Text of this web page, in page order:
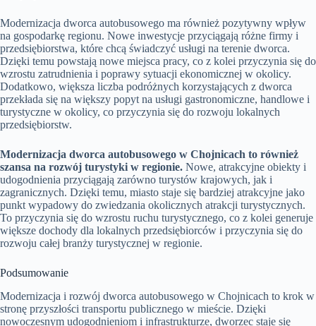
Modernizacja dworca autobusowego ma również pozytywny wpływ
na gospodarkę regionu. Nowe inwestycje przyciągają różne firmy i
przedsiębiorstwa, które chcą świadczyć usługi na terenie dworca.
Dzięki temu powstają nowe miejsca pracy, co z kolei przyczynia się do
wzrostu zatrudnienia i poprawy sytuacji ekonomicznej w okolicy.
Dodatkowo, większa liczba podróżnych korzystających z dworca
przekłada się na większy popyt na usługi gastronomiczne, handlowe i
turystyczne w okolicy, co przyczynia się do rozwoju lokalnych
przedsiębiorstw.
Modernizacja dworca autobusowego w Chojnicach to również
szansa na rozwój turystyki w regionie. Nowe, atrakcyjne obiekty i
udogodnienia przyciągają zarówno turystów krajowych, jak i
zagranicznych. Dzięki temu, miasto staje się bardziej atrakcyjne jako
punkt wypadowy do zwiedzania okolicznych atrakcji turystycznych.
To przyczynia się do wzrostu ruchu turystycznego, co z kolei generuje
większe dochody dla lokalnych przedsiębiorców i przyczynia się do
rozwoju całej branży turystycznej w regionie.
Podsumowanie
Modernizacja i rozwój dworca autobusowego w Chojnicach to krok w
stronę przyszłości transportu publicznego w mieście. Dzięki
nowoczesnym udogodnieniom i infrastrukturze, dworzec staje się